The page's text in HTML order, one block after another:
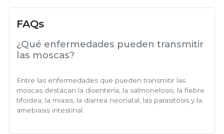
FAQs
¿Qué enfermedades pueden transmitir
las moscas?
Entre las enfermedades que pueden transmitir las
moscas destacan la disentería, la salmonelosis, la fiebre
tifoidea, la miasis, la diarrea neonatal, las parasitosis y la
amebiasis intestinal.